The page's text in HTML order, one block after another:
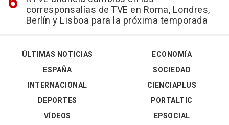
corresponsalías de TVE en Roma, Londres,
Berlín y Lisboa para la próxima temporada
ÚLTIMAS NOTICIAS
ESPAÑA
INTERNACIONAL
DEPORTES
VÍDEOS
ECONOMÍA
SOCIEDAD
CIENCIAPLUS
PORTALTIC
EPSOCIAL